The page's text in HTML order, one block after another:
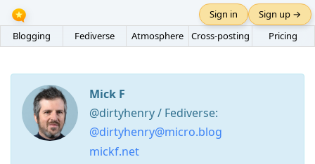
Blogging Fediverse Atmosphere Cross-posting Pricing
Sign in Sign up →
Mick F
@dirtyhenry / Fediverse:
@dirtyhenry@micro.blog
mickf.net